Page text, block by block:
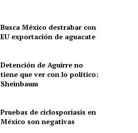
Busca México destrabar con
EU exportación de aguacate
Detención de Aguirre no
tiene que ver con lo político:
Sheinbaum
Pruebas de ciclosporiasis en
México son negativas